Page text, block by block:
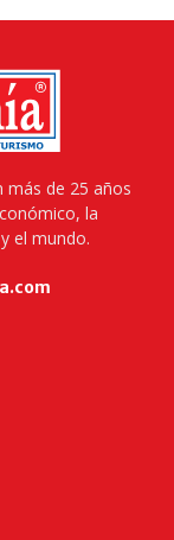
más de 25 años
la
el mundo.